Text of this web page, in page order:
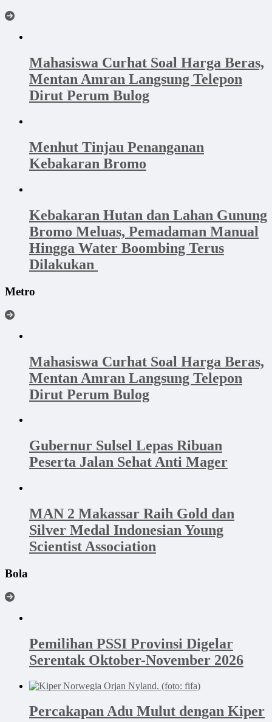
Mahasiswa Curhat Soal Harga Beras,
Mentan Amran Langsung Telepon
Dirut Perum Bulog
Menhut Tinjau Penanganan
Kebakaran Bromo
‎Kebakaran Hutan dan Lahan Gunung
Bromo Meluas, Pemadaman Manual
Hingga Water Boombing Terus
Dilakukan ‎
Metro
Mahasiswa Curhat Soal Harga Beras,
Mentan Amran Langsung Telepon
Dirut Perum Bulog
Gubernur Sulsel Lepas Ribuan
Peserta Jalan Sehat Anti Mager
MAN 2 Makassar Raih Gold dan
Silver Medal Indonesian Young
Scientist Association
Bola
Pemilihan PSSI Provinsi Digelar
Serentak Oktober-November 2026
Percakapan Adu Mulut dengan Kiper